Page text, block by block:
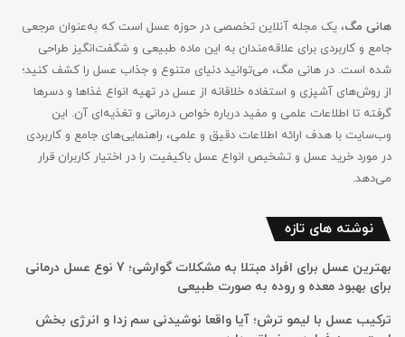
هانی مگ، یک مجله آنلاین تخصصی در حوزه عسل است که به‌عنوان مرجعی
جامع و کاربردی برای علاقه‌مندان به این ماده طبیعی و شگفت‌انگیز طراحی
شده است. در هانی مگ، می‌توانید دنیای متنوع و جذاب عسل را کشف کنید؛
از روش‌های آشپزی و استفاده خلاقانه از عسل در تهیه انواع غذاها و دسرها
گرفته تا اطلاعات علمی و مفید درباره خواص درمانی و تغذیه‌ای آن. این
وب‌سایت با هدف ارائه اطلاعات دقیق و علمی، راهنمایی‌های جامع‌ و کاربردی
در مورد خرید عسل و تشخیص انواع عسل باکیفیت را در اختیار کاربران قرار
می‌دهد.
نوشته های تازه
بهترین عسل برای افراد مبتلا به مشکلات گوارشی؛ 7 نوع عسل درمانی
برای بهبود معده و روده به صورت طبیعی
ترکیب عسل با لیمو ترش؛ آیا واقعا نوشیدنی سم زدا و انرژی بخش